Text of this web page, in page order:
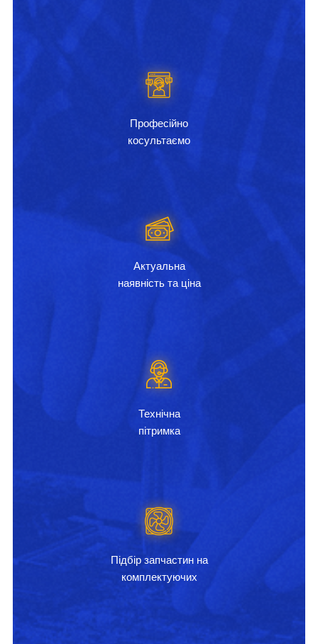
Професійно
косультаємо
Актуальна
наявність та ціна
Технічна
пітримка
Підбір запчастин на
комплектуючих